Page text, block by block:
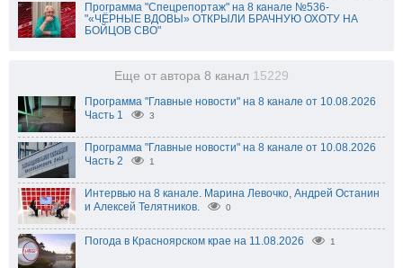
Программа "Спецрепортаж" на 8 канале №536-
"«ЧЁРНЫЕ ВДОВЫ» ОТКРЫЛИ БРАЧНУЮ ОХОТУ НА
БОЙЦОВ СВО"
Еще от автора 8 канал 15229
Программа "Главные новости" на 8 канале от 10.08.2026
Часть 1
3
Программа "Главные новости" на 8 канале от 10.08.2026
Часть 2
1
Интервью на 8 канале. Марина Левочко, Андрей Останин
и Алексей Телятников.
0
Погода в Красноярском крае на 11.08.2026 1